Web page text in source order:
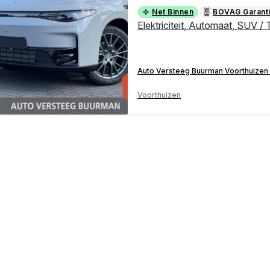
Net Binnen BOVAG
Elektriciteit Automaat SUV /
Auto Versteeg Buurman Voorthuizen
Voorthuizen